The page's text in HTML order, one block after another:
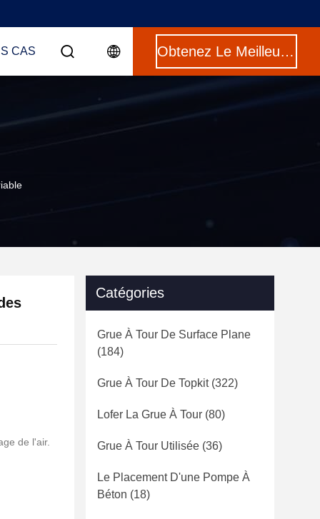
CAS Obtenez Le Meilleur Prix
de l'air.
Catégories
Grue À Tour De Surface Plane
(184)
Grue À Tour De Topkit(322)
Lofer La Grue À Tour (80)
Grue À Tour Utilisée (36)
Le Placement D'une Pompe À
Béton (18)